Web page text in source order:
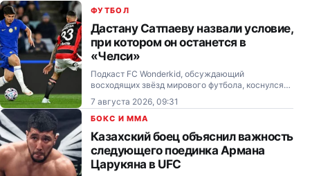
ФУТБОЛ
Дастану Сатпаеву назвали условие,
при котором он останется в
«Челси»
Подкаст FC Wonderkid, обсуждающий
восходящих звёзд мирового футбола, коснулся
темы перспектив нападающего из Казахстана
Дастана Сатпаева в лондонском «Челси».
7 августа 2026, 09:31
БОКС И MMA
Казахский боец объяснил важность
следующего поединка Армана
Царукяна в UFC